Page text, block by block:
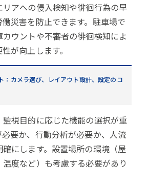
アへの侵入検知や徘徊行為の早
災害を防止できます。駐車場で
ウントや不審者の徘徊検知によ
が向上します。
：カメラ選び、レイアウト設計、設定のコ
監視目的に応じた機能の選択が重
要か、行動分析が必要か、人流
にします。設置場所の環境（屋
度など）も考慮する必要があり